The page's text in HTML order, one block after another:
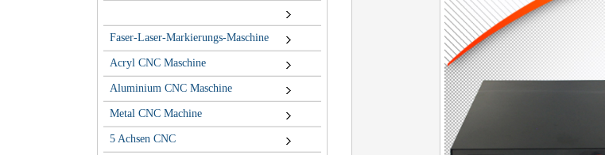
Faser-Laser-Markierungs-Maschine
Acryl CNC Maschine
Aluminium CNC Maschine
Metal CNC Machine
5 Achsen CNC